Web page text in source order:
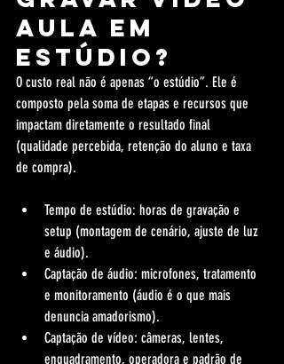
aula em
estúdio?
O custo real não é apenas “o estúdio”. Ele é
composto pela soma de etapas e recursos que
impactam diretamente o resultado final
(qualidade percebida, retenção do aluno e taxa
de compra).
Tempo de estúdio: horas de gravação e
setup (montagem de cenário, ajuste de luz
e áudio).
Captação de áudio: microfones, tratamento
e monitoramento (áudio é o que mais
denuncia amadorismo).
Captação de vídeo: câmeras, lentes,
enquadramento, operadora e padrão de